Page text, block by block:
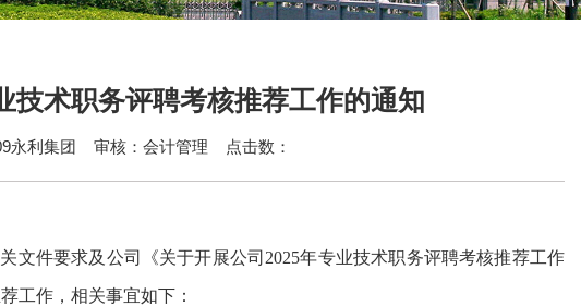
技术职务评聘考核推荐工作的通知
永利集团 审核：会计管理 点击数：
文件要求及公司《关于开展公司 2025年专业技术职务评聘考核推荐工作
工作，相关事宜如下：